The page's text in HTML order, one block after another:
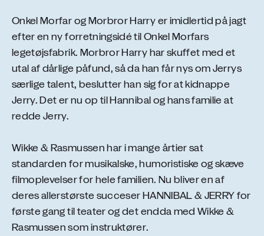
Onkel Morfar og Morbror Harry er imidlertid på jagt
efter en ny forretningsidé til Onkel Morfars
legetøjsfabrik. Morbror Harry har skuffet med et
utal af dårlige påfund, så da han får nys om Jerrys
særlige talent, beslutter han sig for at kidnappe
Jerry. Det er nu op til Hannibal og hans familie at
redde Jerry.
Wikke & Rasmussen har i mange årtier sat
standarden for musikalske, humoristiske og skæve
filmoplevelser for hele familien. Nu bliver en af
deres allerstørste succeser HANNIBAL & JERRY for
første gang til teater og det endda med Wikke &
Rasmussen som instruktører.